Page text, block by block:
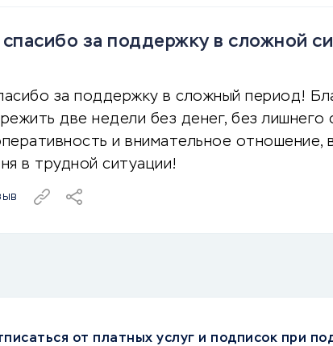
за поддержку в сложной
за поддержку в сложный период!
две недели без денег, без лишнего
и внимательное отношение,
в трудной ситуации!
от платных услуг и подписок при